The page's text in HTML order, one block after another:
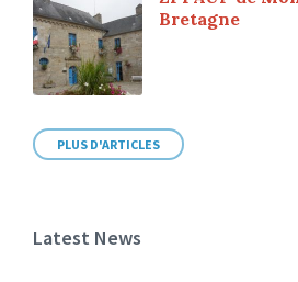
Bretagne
PLUS D'ARTICLES
Latest News